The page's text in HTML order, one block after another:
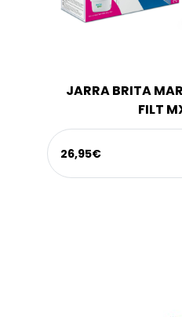
JARRA BRITA
FILT
26,95€